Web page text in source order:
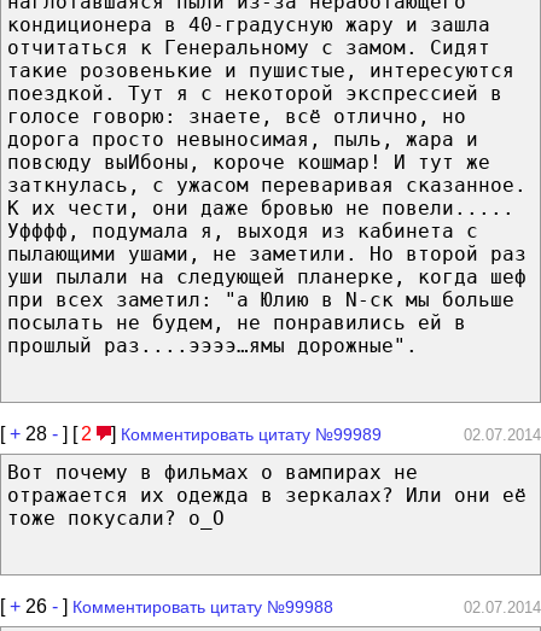
кондиционера в 40-градусную жару и зашла
отчитаться к Генеральному с замом. Сидят
такие розовенькие и пушистые, интересуются
поездкой. Тут я с некоторой экспрессией в
голосе говорю: знаете, всё отлично, но
дорога просто невыносимая, пыль, жара и
повсюду выИбоны, короче кошмар! И тут же
заткнулась, с ужасом переваривая сказанное.
К их чести, они даже бровью не повели.....
Уфффф, подумала я, выходя из кабинета с
пылающими ушами, не заметили. Но второй раз
уши пылали на следующей планерке, когда шеф
при всех заметил: "а Юлию в N-ск мы больше
посылать не будем, не понравились ей в
прошлый раз....ээээ…ямы дорожные".
[+ 28 - ] [ 2 ] Комментировать цитату №99989 02.07.2014
Вот почему в фильмах о вампирах не
отражается их одежда в зеркалах? Или они её
тоже покусали? о_О
[+ 26 - ] Комментировать цитату №99988 02.07.2014